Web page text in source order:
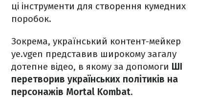
ці інструменти для створення кумедних
поробок.
Зокрема, український контент-мейкер
ye.vgen представив широкому загалу
дотепне відео, в якому за допомоги ШІ
перетворив українських політиків на
персонажів Mortal Kombat.